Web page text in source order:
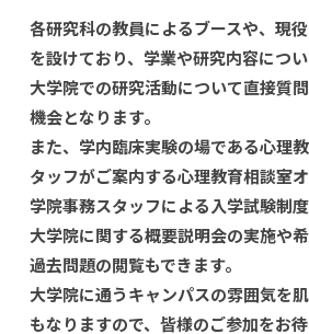
各研究科の教員によるブースや、現
を設けており、学業や研究内容につ
大学院での研究活動について直接質
機会となります。
また、学内臨床実験の場である心理
タッフがご案内する心理教育相談室
学院事務スタッフによる入学試験制
大学院に関する概要説明会の実施や
過去問題の閲覧もできます。
大学院に通うキャンパスの雰囲気を
もなりますので、皆様のご参加をお待